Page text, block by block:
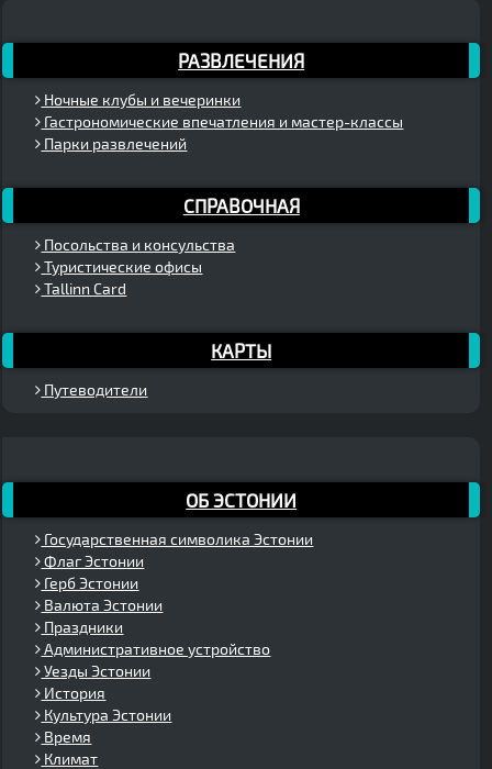
РАЗВЛЕЧЕНИЯ
Ночные клубы и вечеринки
Гастрономические впечатления и мастер-классы
Парки развлечений
СПРАВОЧНАЯ
Посольства и консульства
Туристические офисы
Tallinn Card
КАРТЫ
Путеводители
ОБ ЭСТОНИИ
Государственная символика Эстонии
Флаг Эстонии
Герб Эстонии
Валюта Эстонии
Праздники
Административное устройство
Уезды Эстонии
История
Культура Эстонии
Время
Климат